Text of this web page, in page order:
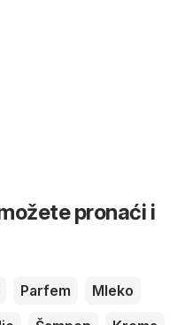
pronaći i
Parfem
Mleko